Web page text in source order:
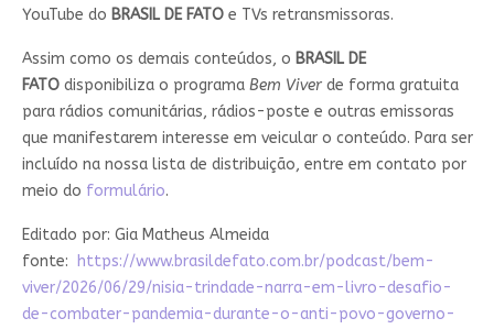
YouTube do BRASIL DE FATOe TVs retransmissoras.
Assim como os demais conteúdos, o BRASIL DE
FATOdisponibiliza o programa Bem Viverde forma gratuita
para rádios comunitárias, rádios-poste e outras emissoras
que manifestarem interesse em veicular o conteúdo. Para ser
incluído na nossa lista de distribuição, entre em contato por
meio do formulário.
Editado por: Gia Matheus Almeida
fonte:
https://www.brasildefato.com.br/podcast/bem-
viver/2026/06/29/nisia-trindade-narra-em-livro-desafio-
de-combater-pandemia-durante-o-anti-povo-governo-